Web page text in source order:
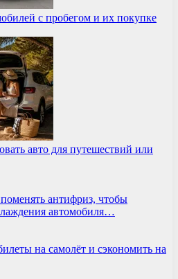
с пробегом и их покупке
авто для путешествий или
антифриз, чтобы
автомобиля…
на самолёт и сэкономить на